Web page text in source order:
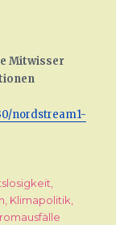
Mitwisser
nordstream1-
,
, Klimapolitik,